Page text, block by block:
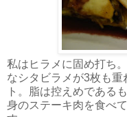
私はヒラメに固め打ち
なシタビラメが3枚も重
ト。脂は控えめである
身のステーキ肉を食べ